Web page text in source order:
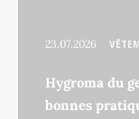
23.07.2026
Hygroma du
bonnes